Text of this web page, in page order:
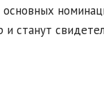
станут